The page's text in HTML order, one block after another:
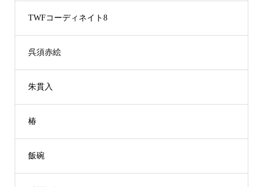
TWFコーディネイト8
呉須赤絵
朱貫入
椿
飯碗